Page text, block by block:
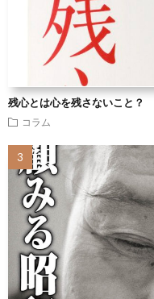
残心とは心を残さないこと？
コラム